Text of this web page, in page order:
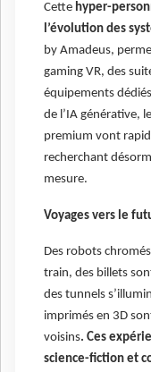
Cette hyper-
l’évolution des
by Amadeus,
gaming VR, des
équipements
de l’IA générative,
premium vont
recherchant
mesure.
Voyages vers le
Des robots
train, des billets
des tunnels
imprimés en 3D
voisins. Ces
science-fiction et